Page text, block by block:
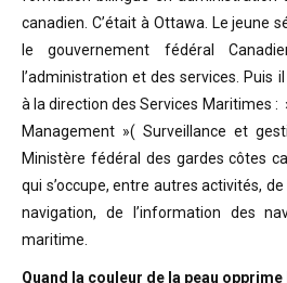
canadien. C’était à Ottawa. Le jeune
le gouvernement fédéral
l’administration et des services. Puis
à la direction des Services Maritimes
Management »( Surveillance et
Ministère fédéral des gardes côtes
qui s’occupe, entre autres activités, de
navigation, de l’information des
maritime.
Quand la couleur de la peau